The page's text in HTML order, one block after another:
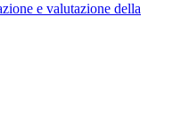
e valutazione della